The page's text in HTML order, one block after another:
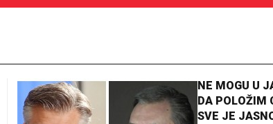
NE MOGU U
DA POLOŽIM
SVE JE